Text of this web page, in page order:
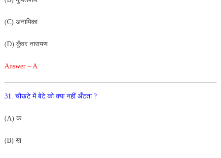
(C) अनामिका
(D) कुँवर नारायण
Answer – A
31. चौखटे में बेटे को क्या नहीं अँटता ?
(A) क
(B) ख